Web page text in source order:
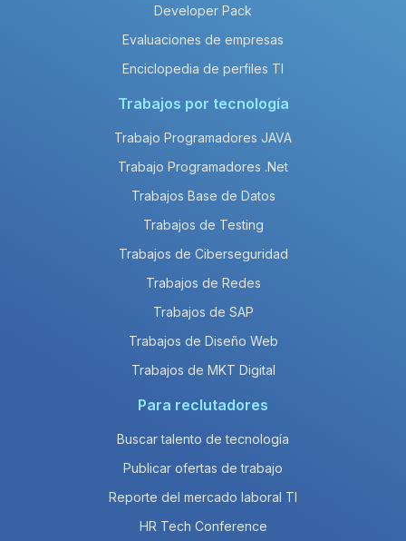
Developer Pack
Evaluaciones de empresas
Enciclopedia de perfiles TI
Trabajos por tecnología
Trabajo Programadores JAVA
Trabajo Programadores .Net
Trabajos Base de Datos
Trabajos de Testing
Trabajos de Ciberseguridad
Trabajos de Redes
Trabajos de SAP
Trabajos de Diseño Web
Trabajos de MKT Digital
Para reclutadores
Buscar talento de tecnología
Publicar ofertas de trabajo
Reporte del mercado laboral TI
HR Tech Conference